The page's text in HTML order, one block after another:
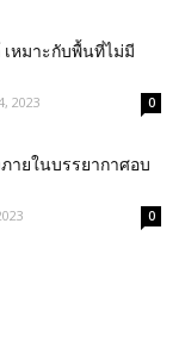
หมาะกับพื้นที่ไม่มี
2023 0
ายในบรรยากาศอบ
0